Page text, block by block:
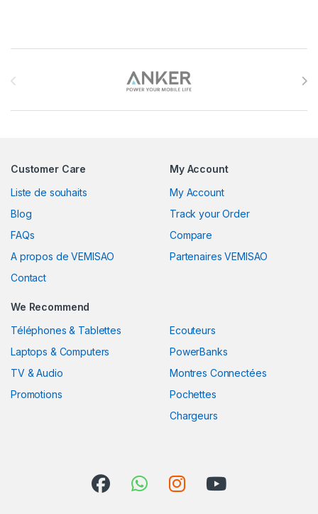
Customer Care
Liste de souhaits
Blog
FAQs
A propos de VEMISAO
Contact
My Account
My Account
Track your Order
Compare
Partenaires VEMISAO
We Recommend
Téléphones & Tablettes
Laptops & Computers
TV & Audio
Promotions
Ecouteurs
PowerBanks
Montres Connectées
Pochettes
Chargeurs